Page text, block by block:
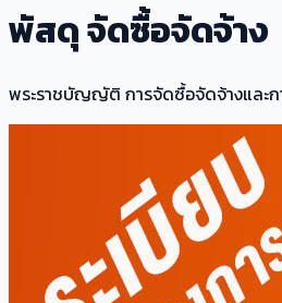
พัสดุ จัดซื้อจัดจ้าง
พระราชบัญญัติ การจัดซื้อจัดจ้างและ